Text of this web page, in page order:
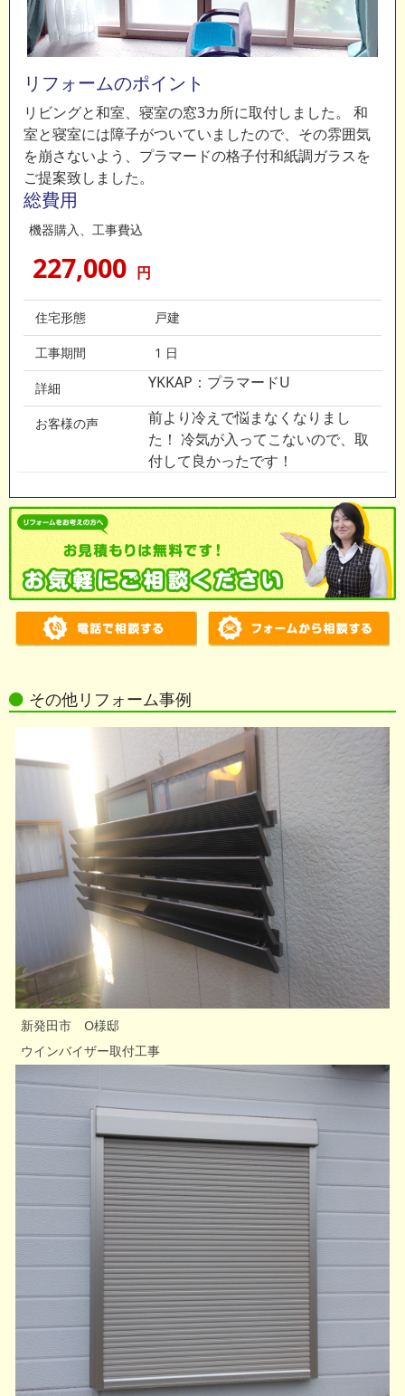
リフォームのポイント
リビングと和室、寝室の窓3カ所に取付しました。 和
室と寝室には障子がついていましたので、その雰囲気
を崩さないよう、プラマードの格子付和紙調ガラスを
ご提案致しました。
総費用
機器購入、工事費込
227,000 円
住宅形態 戸建
工事期間 1 日
詳細 YKKAP：プラマードU
お客様の声
前より冷えで悩まなくなりまし
た！ 冷気が入ってこないので、取
付して良かったです！
その他リフォーム事例
新発田市 O様邸
ウインバイザー取付工事